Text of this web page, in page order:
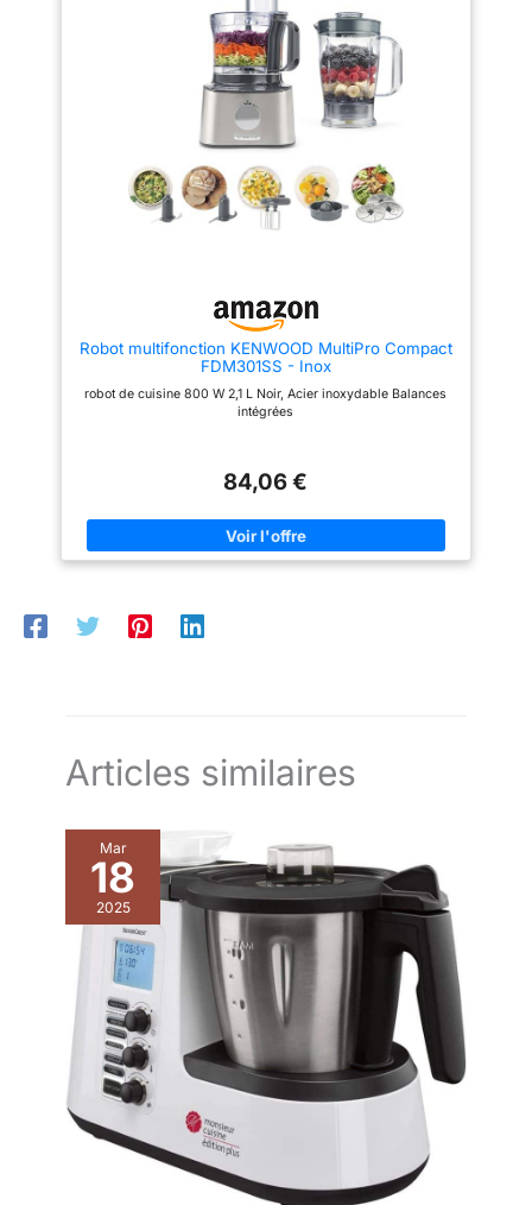
MultiLevel6 doté de 3 doubles
lames La grande capacité du
bol de 2,3 L permet de préparer
jusqu'à 0,8 kg de pâte à gâteau
/ Mini-hachoir avec 4 lames
inox pour hacher des petites
quantités de viande Livraison : 1
x Bosch MultiTalent 3 robot de
cuisine / Robot multifonctions
pour réaliser plus de 50 tâches
différentes / Avec accessoires
de série / Couleur : Noir/Inox
brossé
puissance de 800 W La grande
capacité du bol de 2,3 L permet
de préparer jusqu'à 0,8 kg de
pâte à gâteau ; Couteau
multifonctions inox et disque
réversible pour râper et émincer
Livraison : 1 x Bosch MultiTalent
3 robot de cuisine ; Robot
multifonctions pour réaliser plus
de 20 tâches différentes ; Avec
accessoires de série ; Couleur :
Blanc/Gris
Robot multifonction KENWOOD MultiPro Compact
FDM301SS - Inox
robot de cuisine 800 W 2,1 L Noir, Acier inoxydable Balances
intégrées
84,06 €
Articles similaires
Mar
18
2025